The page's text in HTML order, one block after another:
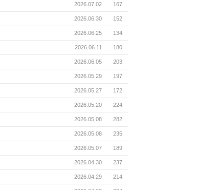
2026.07.02 167
2026.06.30 152
2026.06.25 134
2026.06.11 180
2026.06.05 203
2026.05.29 197
2026.05.27 172
2026.05.20 224
2026.05.08 282
2026.05.08 235
2026.05.07 189
2026.04.30 237
2026.04.29 214